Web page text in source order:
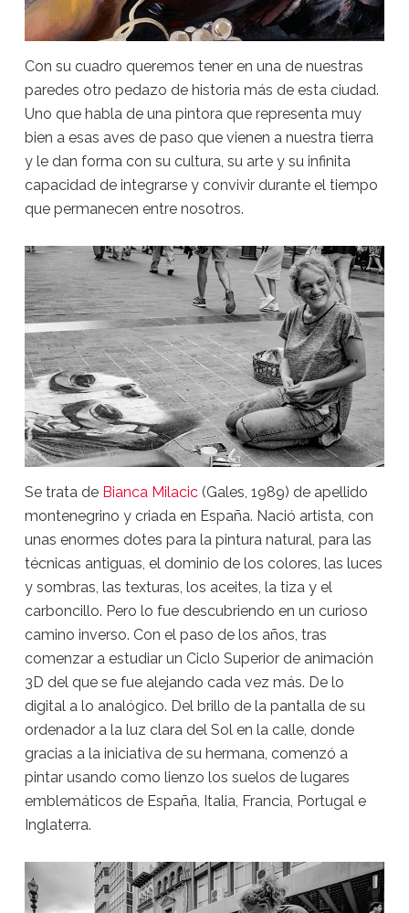
Con su cuadro queremos tener en una de nuestras
paredes otro pedazo de historia más de esta ciudad.
Uno que habla de una pintora que representa muy
bien a esas aves de paso que vienen a nuestra tierra
y le dan forma con su cultura, su arte y su infinita
capacidad de integrarse y convivir durante el tiempo
que permanecen entre nosotros.
Se trata de Bianca Milacic(Gales, 1989) de apellido
montenegrino y criada en España. Nació artista, con
unas enormes dotes para la pintura natural, para las
técnicas antiguas, el dominio de los colores, las luces
y sombras, las texturas, los aceites, la tiza y el
carboncillo. Pero lo fue descubriendo en un curioso
camino inverso. Con el paso de los años, tras
comenzar a estudiar un Ciclo Superior de animación
3D del que se fue alejando cada vez más. De lo
digital a lo analógico. Del brillo de la pantalla de su
ordenador a la luz clara del Sol en la calle, donde
gracias a la iniciativa de su hermana, comenzó a
pintar usando como lienzo los suelos de lugares
emblemáticos de España, Italia, Francia, Portugal e
Inglaterra.